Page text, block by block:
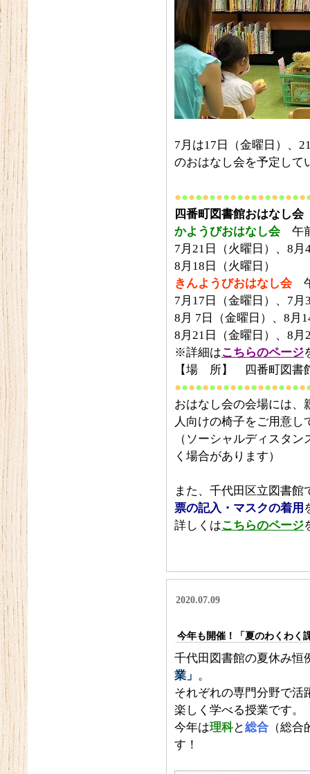
7月は17日（金曜日）、
のおはなし会を予定して
●●●●●●●●●●●●●●●●●●●
四番町図書館おはなし
かようびおはなし会 午
7月21日（火曜日）、8月
8月18日（火曜日）
きんようびおはなし会
7月17日（金曜日）、7月
8月 7日（金曜日）、8月
8月21日（金曜日）、8月
※詳細はこちらのページ
【場 所】 四番町図書
●●●●●●●●●●●●●●●●●●●
おはなし会の会場には、
人向けの椅子をご用意し
（ソーシャルディスタ
く場合があります）
また、千代田区立図書館
票の記入・マスクの着用
詳しくはこちらのページ
2020.07.09
今年も開催！「夏のわくわく
千代田図書館の夏休み恒
業」 。
それぞれの専門分野で活
楽しく学べる授業です。
今年は理科と総合 （総
す！